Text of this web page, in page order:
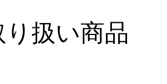
扱い商品